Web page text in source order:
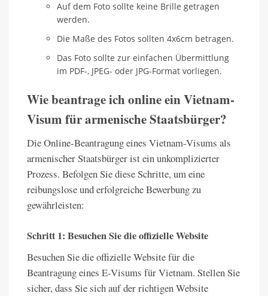
Auf dem Foto sollte keine Brille getragen
werden.
Die Maße des Fotos sollten 4x6cm betragen.
Das Foto sollte zur einfachen Übermittlung
im PDF-, JPEG- oder JPG-Format vorliegen.
Wie beantrage ich online ein Vietnam-
Visum für armenische Staatsbürger?
Die Online-Beantragung eines Vietnam-Visums als
armenischer Staatsbürger ist ein unkomplizierter
Prozess. Befolgen Sie diese Schritte, um eine
reibungslose und erfolgreiche Bewerbung zu
gewährleisten:
Schritt 1: Besuchen Sie die offizielle Website
Besuchen Sie die offizielle Website für die
Beantragung eines E-Visums für Vietnam. Stellen Sie
sicher, dass Sie sich auf der richtigen Website